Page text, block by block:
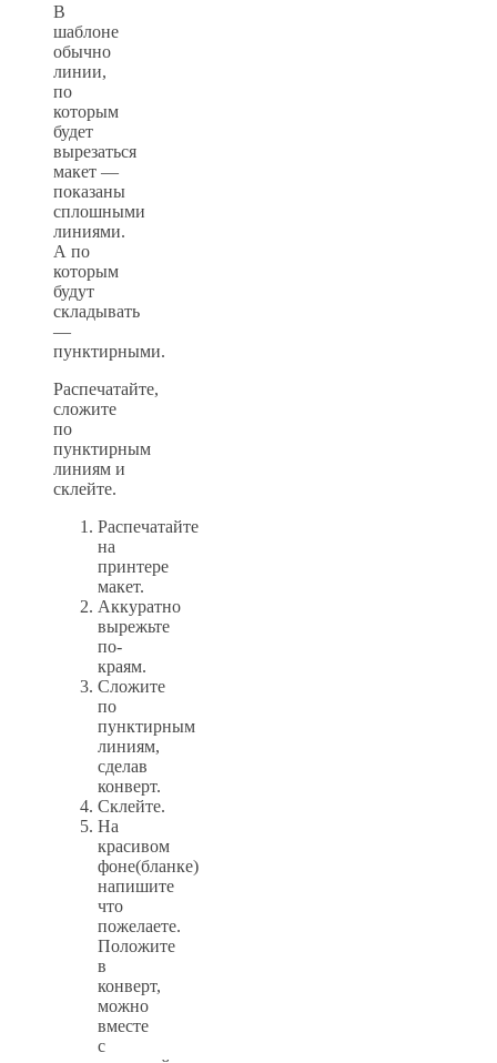
В
шаблоне
обычно
линии,
по
которым
будет
вырезаться
макет —
показаны
сплошными
линиями.
А по
которым
будут
складывать
—
пунктирными.
Распечатайте,
сложите
по
пунктирным
линиям и
склейте.
Распечатайте
на
принтере
макет.
Аккуратно
вырежьте
по-
краям.
Сложите
по
пунктирным
линиям,
сделав
конверт.
Склейте.
На
красивом
фоне(бланке)
напишите
что
пожелаете.
Положите
в
конверт,
можно
вместе
с